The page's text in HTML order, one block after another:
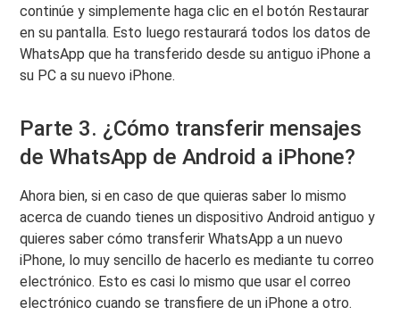
continúe y simplemente haga clic en el botón Restaurar
en su pantalla. Esto luego restaurará todos los datos de
WhatsApp que ha transferido desde su antiguo iPhone a
su PC a su nuevo iPhone.
Parte 3. ¿Cómo transferir mensajes
de WhatsApp de Android a iPhone?
Ahora bien, si en caso de que quieras saber lo mismo
acerca de cuando tienes un dispositivo Android antiguo y
quieres saber cómo transferir WhatsApp a un nuevo
iPhone, lo muy sencillo de hacerlo es mediante tu correo
electrónico. Esto es casi lo mismo que usar el correo
electrónico cuando se transfiere de un iPhone a otro.